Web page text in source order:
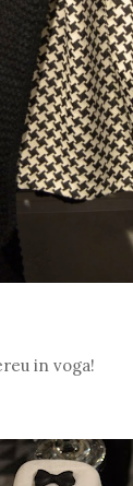
in voga!